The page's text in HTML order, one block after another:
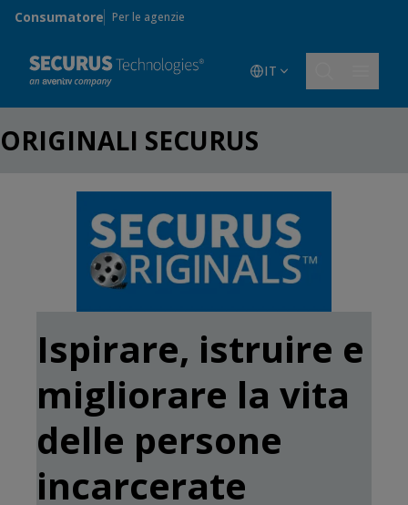
Skip to main content
Consumatore Per le agenzie
IT
ORIGINALI SECURUS
Ispirare, istruire e
migliorare la vita
delle persone
incarcerate